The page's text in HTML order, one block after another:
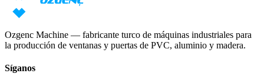
Ozgenc Machine — fabricante turco de máquinas industriales para
la producción de ventanas y puertas de PVC, aluminio y madera.
Síganos